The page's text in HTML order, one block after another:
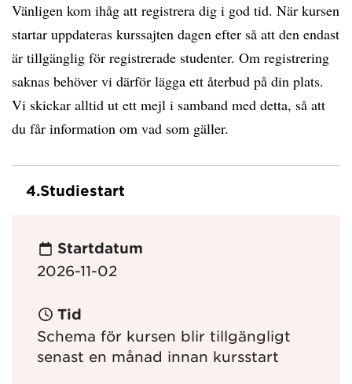
Vänligen kom ihåg att registrera dig i god tid. När kursen
startar uppdateras kurssajten dagen efter så att den endast
är tillgänglig för registrerade studenter. Om registrering
saknas behöver vi därför lägga ett återbud på din plats.
Vi skickar alltid ut ett mejl i samband med detta, så att
du får information om vad som gäller.
4.Studiestart
Startdatum
2026-11-02
Tid
Schema för kursen blir tillgängligt
senast en månad innan kursstart